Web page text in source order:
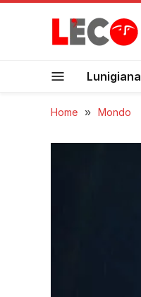
Lunigiana
Home » Mondo